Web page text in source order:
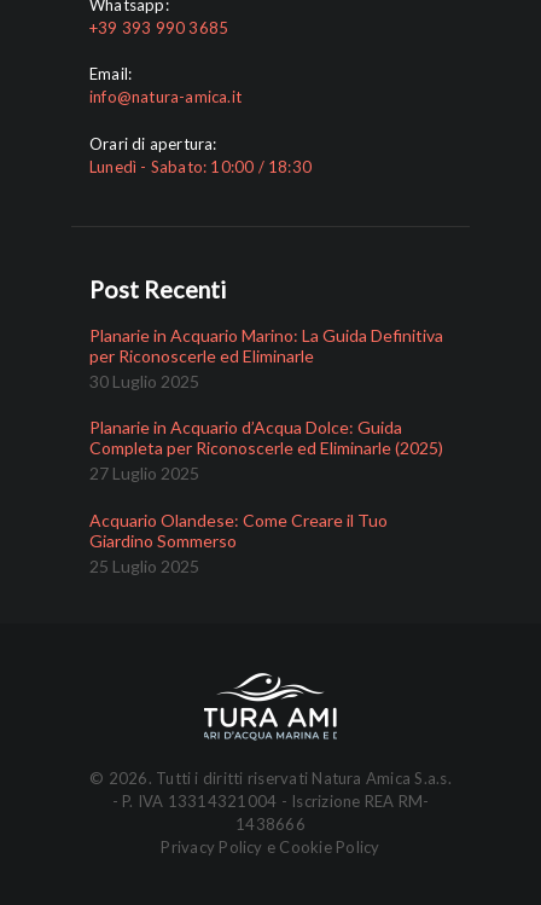
Whatsapp:
+39 393 990 3685
Email:
info@natura-amica.it
Orari di apertura:
Lunedì - Sabato: 10:00 / 18:30
Post Recenti
Planarie in Acquario Marino: La Guida Definitiva
per Riconoscerle ed Eliminarle
30 Luglio 2025
Planarie in Acquario d’Acqua Dolce: Guida
Completa per Riconoscerle ed Eliminarle (2025)
27 Luglio 2025
Acquario Olandese: Come Creare il Tuo
Giardino Sommerso
25 Luglio 2025
© 2026. Tutti i diritti riservati Natura Amica S.a.s.
- P. IVA 13314321004 - Iscrizione REA RM-
1438666
Privacy Policy e Cookie Policy